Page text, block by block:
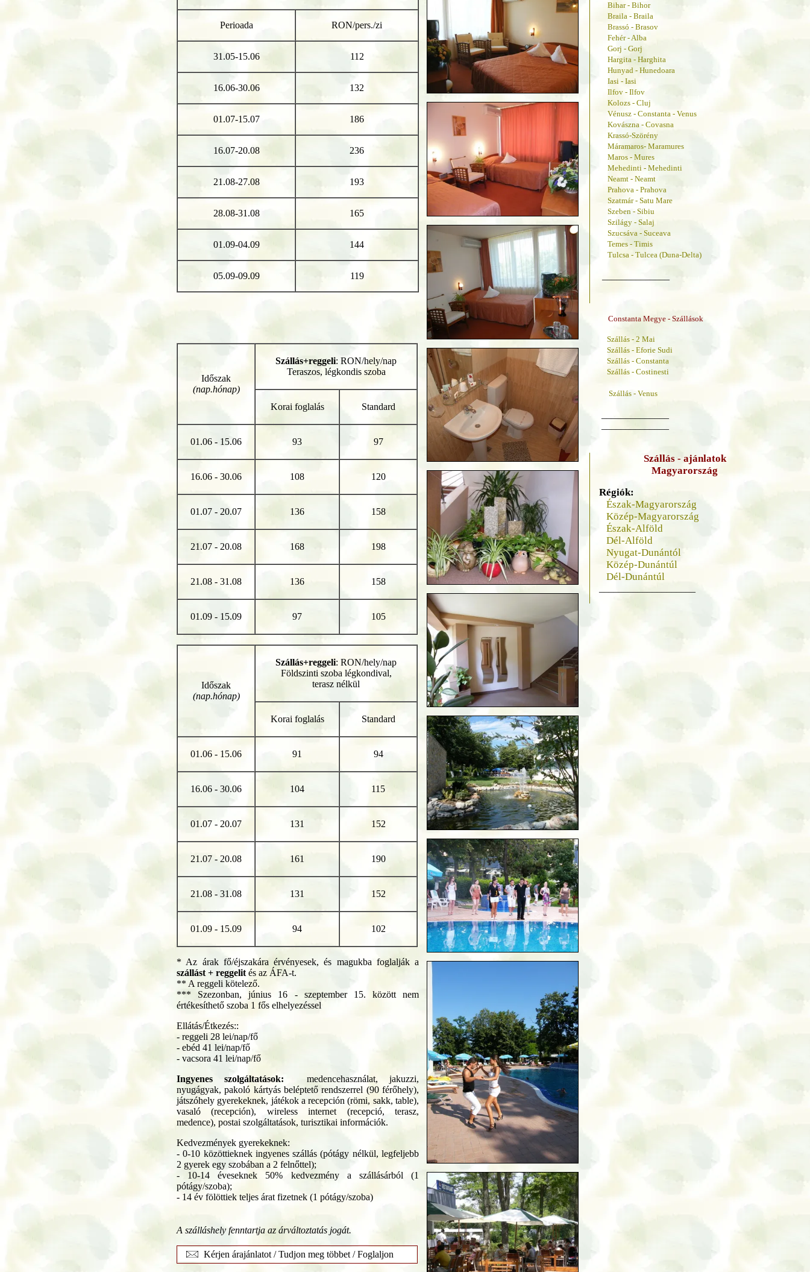
Perioada RON/pers./zi
31.05-15.06 112
16.06-30.06 132
01.07-15.07 186
16.07-20.08 236
21.08-27.08 193
28.08-31.08 165
01.09-04.09 144
05.09-09.09 119
Időszak
(nap.hónap)
Szállás+reggeli: RON/hely/nap
Teraszos, légkondis szoba
Korai foglalás Standard
01.06 - 15.06 93 97
16.06 - 30.06 108 120
01.07 - 20.07 136 158
21.07 - 20.08 168 198
21.08 - 31.08 136 158
01.09 - 15.09 97 105
Időszak
(nap.hónap)
Szállás+reggeli: RON/hely/nap
Földszinti szoba légkondival,
terasz nélkül
Korai foglalás Standard
01.06 - 15.06 91 94
16.06 - 30.06 104 115
01.07 - 20.07 131 152
21.07 - 20.08 161 190
21.08 - 31.08 131 152
01.09 - 15.09 94 102
* Az árak fő/éjszakára érvényesek, és magukba foglalják a
szállást + reggelités az ÁFA-t.
** A reggeli kötelező.
*** Szezonban, június 16 - szeptember 15. között nem
értékesíthető szoba 1 fős elhelyezéssel
Ellátás/Étkezés::
- reggeli 28 lei/nap/fő
- ebéd 41 lei/nap/fő
- vacsora 41 lei/nap/fő
Ingyenes szolgáltatások: medencehasználat, jakuzzi,
nyugágyak, pakoló kártyás beléptető rendszerrel (90 férőhely),
játszóhely gyerekeknek, játékok a recepción (römi, sakk, table),
vasaló (recepción), wireless internet (recepció, terasz,
medence), postai szolgáltatások, turisztikai információk.
Kedvezmények gyerekeknek:
- 0-10 közöttieknek ingyenes szállás (pótágy nélkül, legfeljebb
2 gyerek egy szobában a 2 felnőttel);
- 10-14 éveseknek 50% kedvezmény a szállásárból (1
pótágy/szoba);
- 14 év fölöttiek teljes árat fizetnek (1 pótágy/szoba)
A szálláshely fenntartja az árváltoztatás jogát.
Kérjen árajánlatot / Tudjon meg többet / Foglaljon
Bihar - Bihor
Braila - Braila
Brassó - Brasov
Fehér - Alba
Gorj - Gorj
Hargita - Harghita
Hunyad - Hunedoara
Iasi - Iasi
Ilfov - Ilfov
Kolozs - Cluj
Vénusz - Constanta - Venus
Kovászna - Covasna
Krassó-Szörény
Máramaros- Maramures
Maros - Mures
Mehedinti - Mehedinti
Neamt - Neamt
Prahova - Prahova
Szatmár - Satu Mare
Szeben - Sibiu
Szilágy - Salaj
Szucsáva - Suceava
Temes - Timis
Tulcsa - Tulcea (Duna-Delta)
Constanta Megye - Szállások
Szállás - 2 Mai
Szállás - Eforie Sudi
Szállás - Constanta
Szállás - Costinesti
Szállás - Venus
Szállás - ajánlatok
Magyarország
Régiók:
Észak-Magyarország
Közép-Magyarország
Észak-Alföld
Dél-Alföld
Nyugat-Dunántól
Közép-Dunántúl
Dél-Dunántúl